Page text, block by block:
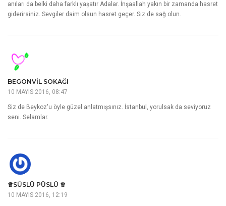
anıları da belki daha farklı yaşatır Adalar. İnşaallah yakın bir zamanda hasret
giderirsiniz. Sevgiler daim olsun hasret geçer. Siz de sağ olun.
BEGONVIL SOKAĞI
10 MAYIS 2016, 08:47
Siz de Beykoz'u öyle güzel anlatmışsınız. İstanbul, yorulsak da seviyoruz
seni. Selamlar.
♕SÜSLÜ PÜSLÜ ♕
10 MAYIS 2016, 12:19